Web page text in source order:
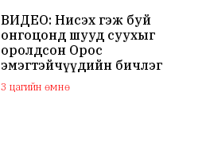
ВИДЕО: Нисэх гэж буй
онгоцонд шууд суухыг
оролдсон Орос
эмэгтэйчүүдийн бичлэг
дэлхий нийтийн
анхааралд оров
3 цагийн өмнө